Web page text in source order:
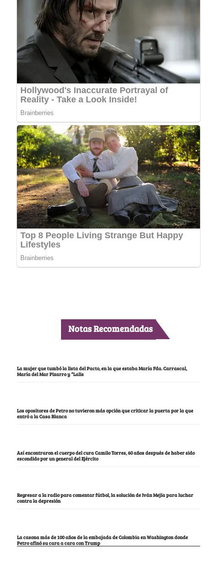
Notas Recomendadas
La mujer que tumbó la lista del Pacto, en la que estaba María Fda. Carrascal,
María del Mar Pizarro y “Lalis
Los opositores de Petro no tuvieron más opción que criticar la puerta por la que
entró a la Casa Blanca
Así encontraron el cuerpo del cura Camilo Torres, 60 años después de haber sido
escondido por un general del Ejército
Regresar a la radio para comentar fútbol, la solución de Iván Mejía para luchar
contra la depresión
La casona más de 100 años de la embajada de Colombia en Washington donde
Petro afinó su cara a cara con Trump